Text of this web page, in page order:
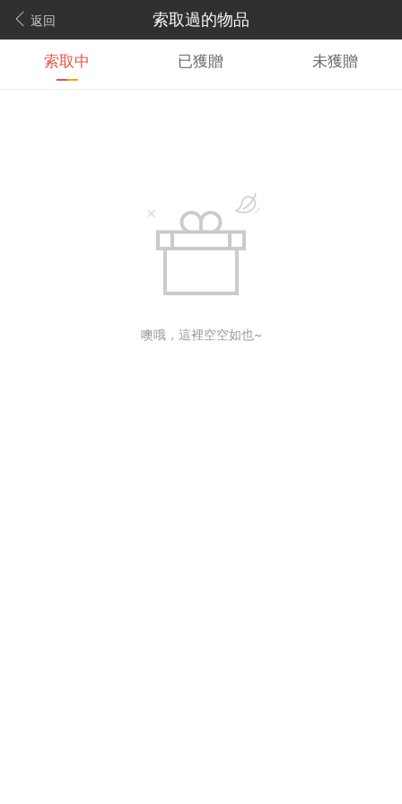
返回 索取過的物品
索取中 已獲贈 未獲贈
噢哦，這裡空空如也~